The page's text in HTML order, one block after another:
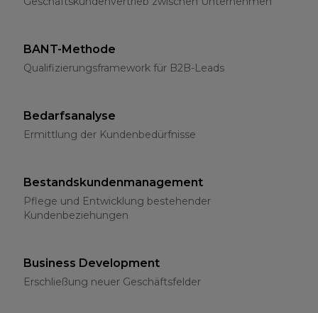
BANT-Methode
Qualifizierungsframework für B2B-Leads
Bedarfsanalyse
Ermittlung der Kundenbedürfnisse
Bestandskundenmanagement
Pflege und Entwicklung bestehender
Kundenbeziehungen
Business Development
Erschließung neuer Geschäftsfelder